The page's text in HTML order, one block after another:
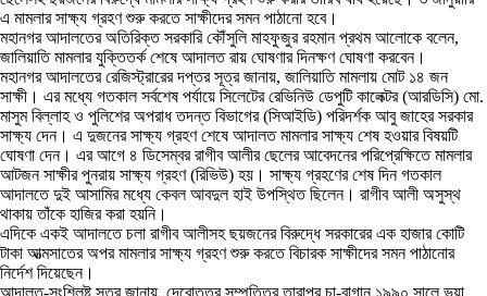
এ মামলার সাক্ষ্য গ্রহণ শুরু করতে সাক্ষীদের সমন পাঠানো হবে।
মহানগর আদালতের অতিরিক্ত সরকারি কৌঁসুলি মাহফুজুর রহমান প্রথম আলোকে বলেন,
জালিয়াতি মামলার যুক্তিতর্ক শেষে আদালত রায় ঘোষণার দিনক্ষণ ঘোষণা করবেন।
মহানগর আদালতের রেজিস্ট্রারের দপ্তর সূত্র জানায়, জালিয়াতি মামলায় মোট ১৪ জন
সাক্ষী। এর মধ্যে গতকাল সর্বশেষ পর্যায়ে সিলেটের রেভিনিউ ডেপুটি কালেক্টর (আরডিসি) মো.
মাসুম বিল্লাহ ও পুলিশের অপরাধ তদন্ত বিভাগের (সিআইডি) পরিদর্শক আবু জাহের সরকার
সাক্ষ্য দেন। এ দুজনের সাক্ষ্য গ্রহণ শেষে আদালত মামলার সাক্ষ্য শেষ হওয়ার বিষয়টি
ঘোষণা দেন। এর আগে ৪ ডিসেম্বর রাগীব আলীর ছেলের আবেদনের পরিপ্রেক্ষিতে মামলার
আটজন সাক্ষীর পুনরায় সাক্ষ্য গ্রহণ (রিভিউ) হয়। সাক্ষ্য গ্রহণের শেষ দিন গতকাল
আদালতে দুই আসামির মধ্যে কেবল আবদুল হাই উপস্থিত ছিলেন। রাগীব আলী অসুস্থ
থাকায় তাঁকে হাজির করা হয়নি।
এদিকে একই আদালতে চলা রাগীব আলীসহ ছয়জনের বিরুদ্ধে সরকারের এক হাজার কোটি
টাকা আত্মসাতের অপর মামলার সাক্ষ্য গ্রহণ শুরু করতে বিচারক সাক্ষীদের সমন পাঠানোর
নির্দেশ দিয়েছেন।
আদালত-সংশ্লিষ্ট সূত্র জানায়, দেবোত্তর সম্পত্তির তারাপুর চা-বাগান ১৯৯০ সালে ভুয়া